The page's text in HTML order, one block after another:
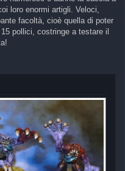
loro enormi artigli. Veloci,
facoltà, cioè quella di poter
pollici, costringe a testare il